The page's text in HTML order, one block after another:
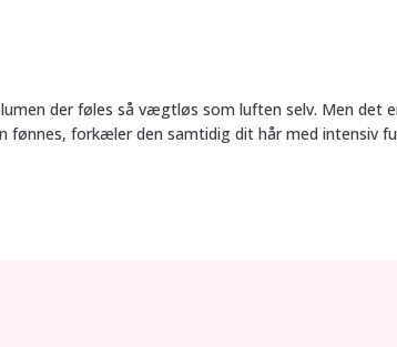
der føles så vægtløs som luften selv. Men det
fønnes, forkæler den samtidig dit hår med intensiv